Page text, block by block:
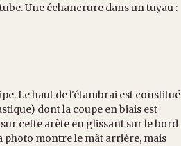
Une échancrure dans un tuyau :
Le haut de l'étambrai est constitué
dont la coupe en biais est
cette arète en glissant sur le bord
photo montre le mât arrière, mais